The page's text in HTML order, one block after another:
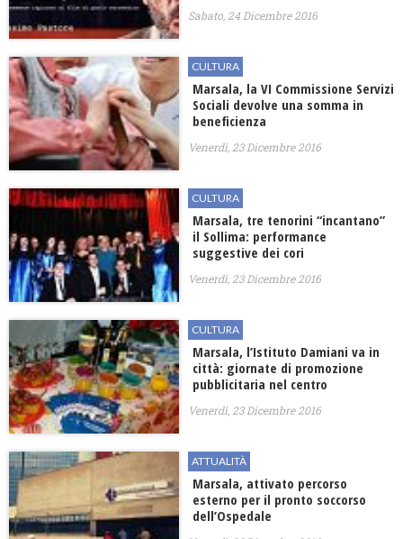
Sabato, 24 Dicembre 2016
CULTURA
Marsala, la VI Commissione Servizi
Sociali devolve una somma in
beneficienza
Venerdì, 23 Dicembre 2016
CULTURA
Marsala, tre tenorini “incantano”
il Sollima: performance
suggestive dei cori
Venerdì, 23 Dicembre 2016
CULTURA
Marsala, l’Istituto Damiani va in
città: giornate di promozione
pubblicitaria nel centro
Venerdì, 23 Dicembre 2016
ATTUALITÀ
Marsala, attivato percorso
esterno per il pronto soccorso
dell’Ospedale